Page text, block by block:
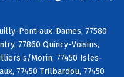
Pont-aux-Dames, 77580
77860 Quincy-Voisins,
s/Morin, 77450 Isles-
77450 Trilbardou, 77450